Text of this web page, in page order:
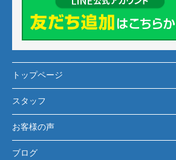
トップページ
スタッフ
お客様の声
ブログ